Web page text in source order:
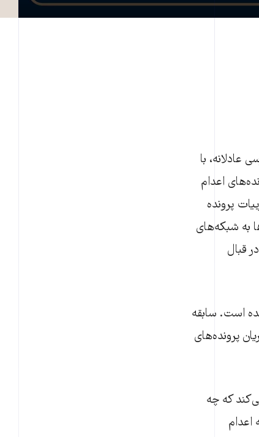
عادلانه، با
اعدام
پرونده
به شبکه‌های
قبال
است. سابقه
پرونده‌های
که چه
اعدام